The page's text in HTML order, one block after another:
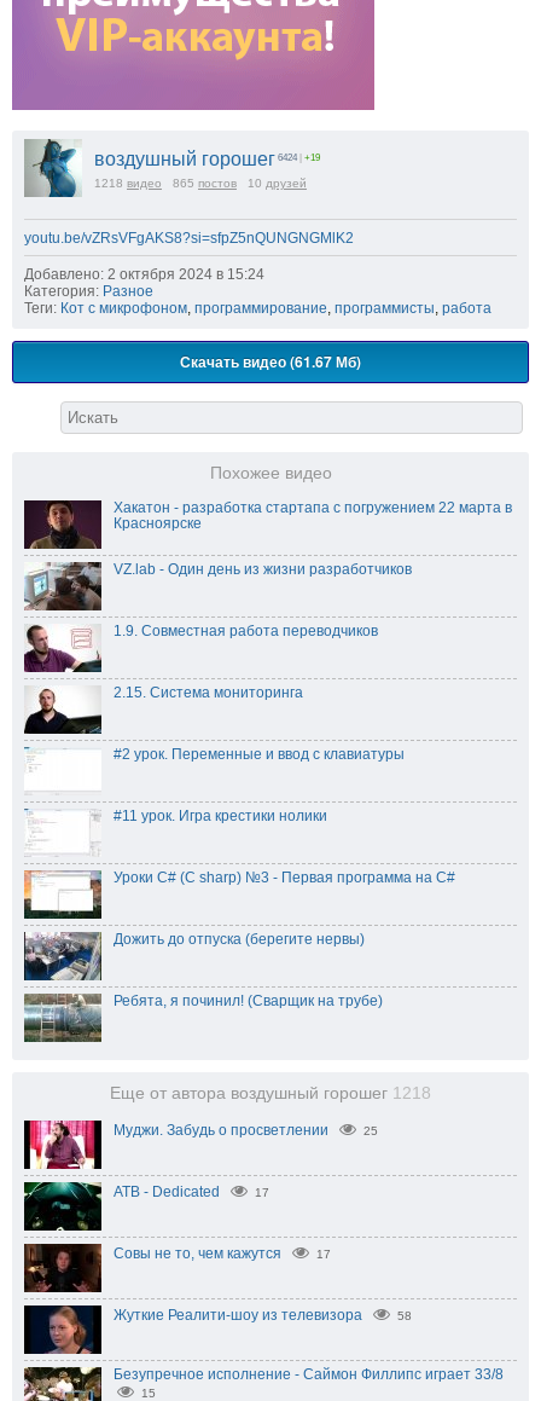
воздушный горошег 6424 | +19
1218 видео 865 постов 10 друзей
youtu.be/vZRsVFgAKS8?si=sfpZ5nQUNGNGMlK2
Добавлено: 2 октября 2024 в 15:24
Категория: Разное
Теги: Кот с микрофоном программирование программисты работа
Скачать видео (61.67 Мб)
Похожее видео
Хакатон - разработка стартапа с погружением 22 марта в
Красноярске
VZ.lab - Один день из жизни разработчиков
1.9. Совместная работа переводчиков
2.15. Система мониторинга
#2 урок. Переменные и ввод с клавиатуры
#11 урок. Игра крестики нолики
Уроки C# (C sharp) №3 - Первая программа на C#
Дожить до отпуска (берегите нервы)
Ребята, я починил! (Сварщик на трубе)
Еще от автора воздушный горошег 1218
Муджи. Забудь о просветлении 25
ATB - Dedicated 17
Совы не то, чем кажутся 17
Жуткие Реалити-шоу из телевизора 58
Безупречное исполнение - Саймон Филлипс играет 33/8
15